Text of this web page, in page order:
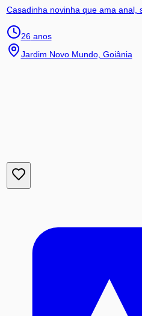
Casadinha novinha que ama anal,
26anos
Jardim Novo Mundo, Goiânia